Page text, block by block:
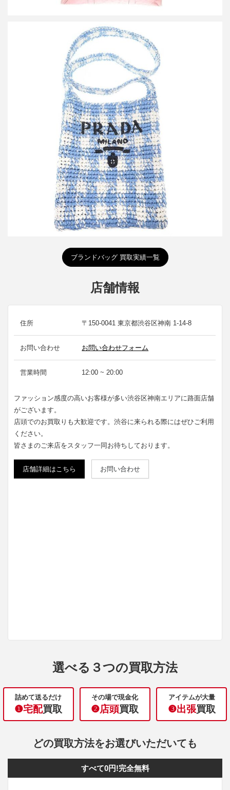
プラダ ラフィアショルダーバッグ 1BC184
買取金額45,000円
詳しく見る
ブランドバッグ 買取実績一覧
店舗情報
住所 〒150-0041 東京都渋谷区神南 1-14-8
お問い合わせ お問い合わせフォーム
営業時間 12:00 ~ 20:00
ファッション感度の高いお客様が多い渋谷区神南エリアに路面店舗
がございます。
店頭でのお買取りも大歓迎です。渋谷に来られる際にはぜひご利用
ください。
皆さまのご来店をスタッフ一同お待ちしております。
店舗詳細はこちら お問い合わせ
選べる３つの買取方法
詰めて送るだけ
❶宅配買取
その場で現金化
❷店頭買取
アイテムが大量
❸出張買取
どの買取方法をお選びいただいても
すべて0円!完全無料